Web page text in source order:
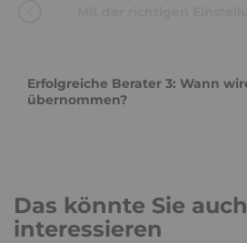
Erfolgreiche Berater 3: Wann
übernommen?
Das könnte Sie auch
interessieren